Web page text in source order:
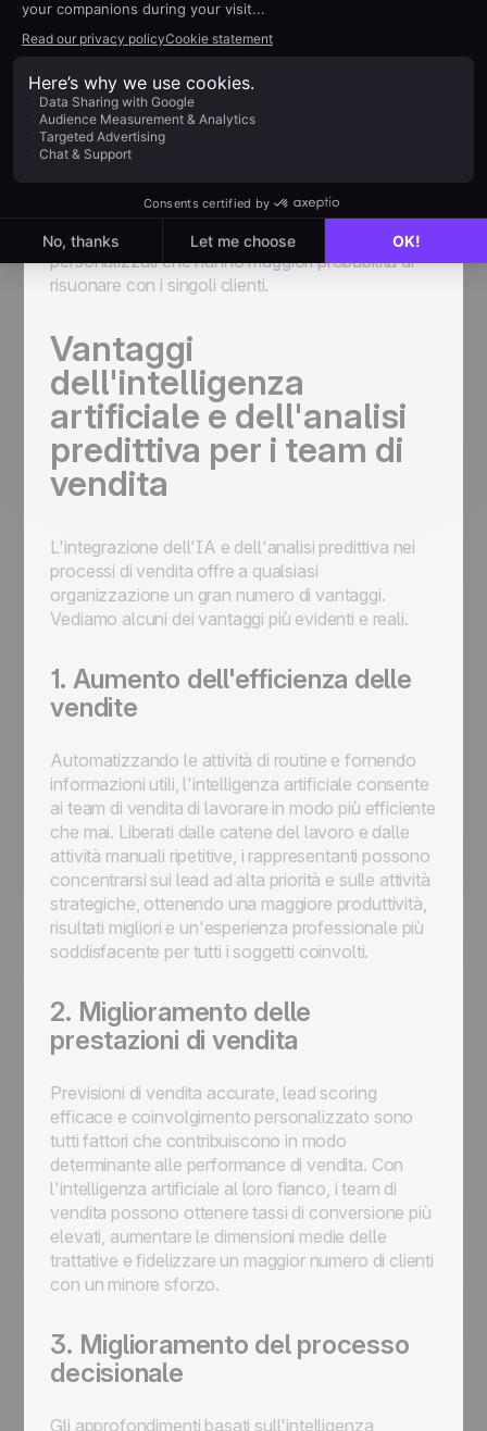
momenti migliori per coinvolgere i clienti in base al
loro comportamento e alle loro preferenze,
aumentando le probabilità che i tuoi messaggi di
sensibilizzazione vengano letti e utilizzati.
Personalizzazione delle offerte
sulle prestazioni passate, l'intelligenza artificiale
può anche suggerire opzioni per offerte e sconti
personalizzati che hanno maggiori probabilità di
risuonare con i singoli clienti.
Vantaggi
dell'intelligenza
artificiale e dell'analisi
predittiva per i team di
vendita
L'integrazione dell'IA e dell'analisi predittiva nei
processi di vendita offre a qualsiasi
organizzazione un gran numero di vantaggi.
Vediamo alcuni dei vantaggi più evidenti e reali.
1. Aumento dell'efficienza delle
vendite
Automatizzando le attività di routine e fornendo
informazioni utili, l'intelligenza artificiale consente
ai team di vendita di lavorare in modo più efficiente
che mai. Liberati dalle catene del lavoro e dalle
attività manuali ripetitive, i rappresentanti possono
concentrarsi sui lead ad alta priorità e sulle attività
strategiche, ottenendo una maggiore produttività,
risultati migliori e un'esperienza professionale più
soddisfacente per tutti i soggetti coinvolti.
2. Miglioramento delle
prestazioni di vendita
Previsioni di vendita accurate, lead scoring
efficace e coinvolgimento personalizzato sono
tutti fattori che contribuiscono in modo
determinante alle performance di vendita. Con
l'intelligenza artificiale al loro fianco, i team di
vendita possono ottenere tassi di conversione più
elevati, aumentare le dimensioni medie delle
trattative e fidelizzare un maggior numero di clienti
con un minore sforzo.
3. Miglioramento del processo
decisionale
Gli approfondimenti basati sull'intelligenza